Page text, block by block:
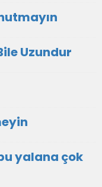
Uzundur
yalana çok